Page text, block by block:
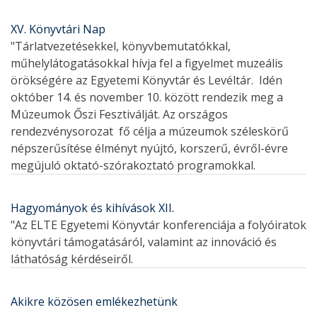
XV. Könyvtári Nap
"Tárlatvezetésekkel, könyvbemutatókkal,
műhelylátogatásokkal hívja fel a figyelmet muzeális
örökségére az Egyetemi Könyvtár és Levéltár. Idén
október 14. és november 10. között rendezik meg a
Múzeumok Őszi Fesztiválját. Az országos
rendezvénysorozat fő célja a múzeumok széleskörű
népszerűsítése élményt nyújtó, korszerű, évről-évre
megújuló oktató-szórakoztató programokkal.
Hagyományok és kihívások XII.
"Az ELTE Egyetemi Könyvtár konferenciája a folyóiratok
könyvtári támogatásáról, valamint az innováció és
láthatóság kérdéseiről.
Akikre közösen emlékezhetünk